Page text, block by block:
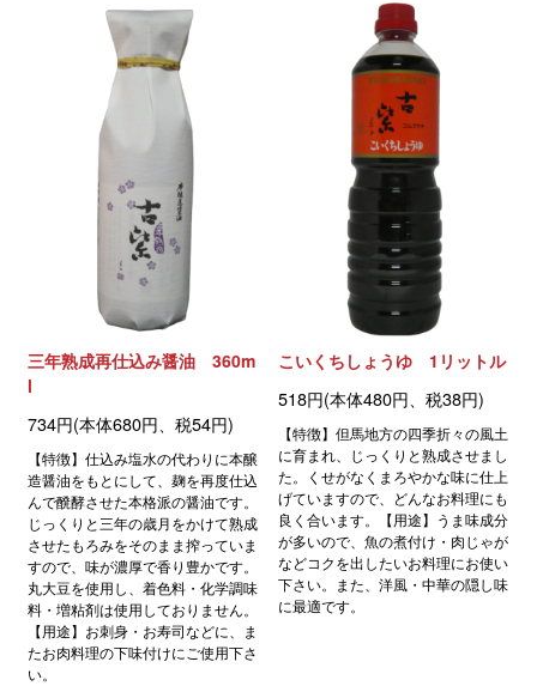
三年熟成再仕込み醤油 360m
l
734円(本体680円、税54円)
【特徴】仕込み塩水の代わりに本醸
造醤油をもとにして、麹を再度仕込
んで醗酵させた本格派の醤油です。
じっくりと三年の歳月をかけて熟成
させたもろみをそのまま搾っていま
すので、味が濃厚で香り豊かです。
丸大豆を使用し、着色料・化学調味
料・増粘剤は使用しておりません。
【用途】お刺身・お寿司などに、ま
たお肉料理の下味付けにご使用下さ
い。
こいくちしょうゆ 1リットル
518円(本体480円、税38円)
【特徴】但馬地方の四季折々の風土
に育まれ、じっくりと熟成させまし
た。くせがなくまろやかな味に仕上
げていますので、どんなお料理にも
良く合います。【用途】うま味成分
が多いので、魚の煮付け・肉じゃが
などコクを出したいお料理にお使い
下さい。また、洋風・中華の隠し味
に最適です。